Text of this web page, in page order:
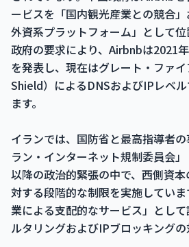
ービスを「国内観光産業との競合
外資系プラットフォーム」として
政府の要求により、Airbnbは2021
を発表し、現在はグレート・ファ
Shield）によるDNSおよびIPレベ
ます。
イランでは、国防省と最高指導者
ラン・インターネット規制委員会
以降の政治的緊張の中で、西側資
対する段階的な制限を実施してい
業による支配的なサービス」とし
ルタリングおよびIPブロッキングの